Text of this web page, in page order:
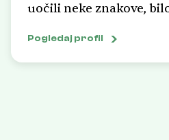
uočili neke znakove,
poznatima, ili na nekim
ste sigurni da nikada
Pogledaj profil